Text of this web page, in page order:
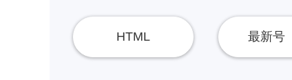
HTML 最新号